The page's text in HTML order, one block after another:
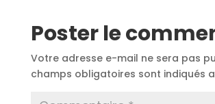
Poster le
Votre adresse e-mail ne sera pas
champs obligatoires sont indiqués